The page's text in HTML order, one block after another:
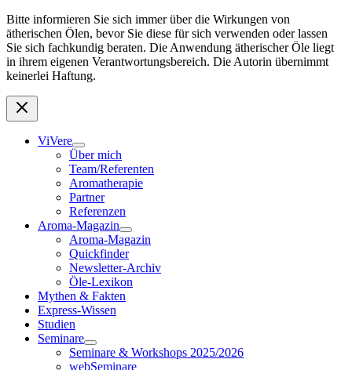
Bitte informieren Sie sich immer über die Wirkungen von
ätherischen Ölen, bevor Sie diese für sich verwenden oder lassen
Sie sich fachkundig beraten. Die Anwendung ätherischer Öle liegt
in ihrem eigenen Verantwortungsbereich. Die Autorin übernimmt
keinerlei Haftung.
ViVere
Über mich
Team/Referenten
Aromatherapie
Partner
Referenzen
Aroma-Magazin
Aroma-Magazin
Quickfinder
Newsletter-Archiv
Öle-Lexikon
Mythen & Fakten
Express-Wissen
Studien
Seminare
Seminare & Workshops 2025/2026
webSeminare